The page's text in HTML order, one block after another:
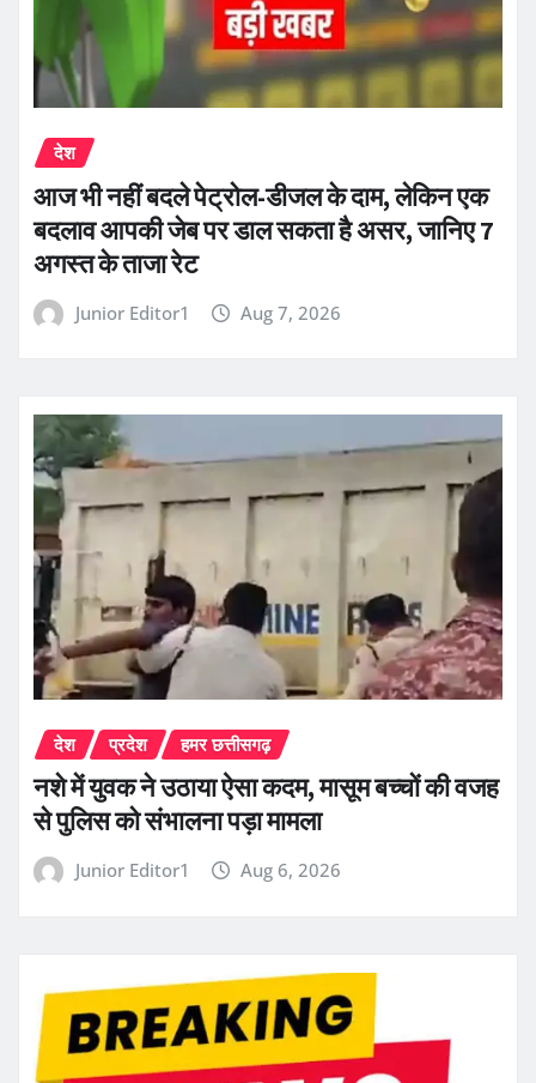
देश
आज भी नहीं बदले पेट्रोल-डीजल के दाम, लेकिन एक
बदलाव आपकी जेब पर डाल सकता है असर, जानिए 7
अगस्त के ताजा रेट
Junior Editor1 Aug 7, 2026
देश प्रदेश हमर छत्तीसगढ़
नशे में युवक ने उठाया ऐसा कदम, मासूम बच्चों की वजह
से पुलिस को संभालना पड़ा मामला
Junior Editor1 Aug 6, 2026